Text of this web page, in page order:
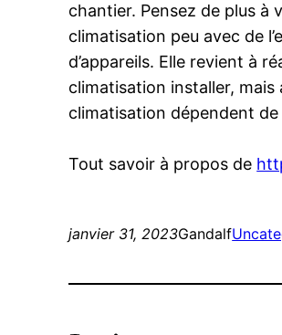
chantier. Pensez de plus à
climatisation peu avec de
d’appareils. Elle revient à
climatisation installer, mais
climatisation dépendent
Tout savoir à propos de
janvier 31, 2023Gandalf